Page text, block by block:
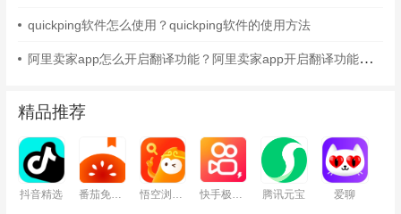
quickping软件怎么使用？quickping软件的使用方法
阿里卖家app怎么开启翻译功能？阿里卖家app开启翻译功能的方法
精品推荐
抖音精选 腾讯元宝 爱聊